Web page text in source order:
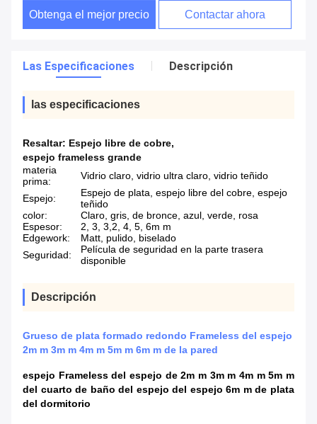
Obtenga el mejor precio Contactar ahora
Las Especificaciones Descripción
las especificaciones
Resaltar: Espejo libre de cobre,
espejo frameless grande
materia
prima:
Vidrio claro, vidrio ultra claro, vidrio teñido
Espejo:
Espejo de plata, espejo libre del cobre, espejo
teñido
color:
Claro, gris, de bronce, azul, verde, rosa
Espesor:
2, 3, 3,2, 4, 5, 6m m
Edgework:
Matt, pulido, biselado
Seguridad:
Película de seguridad en la parte trasera
disponible
Descripción
Grueso de plata formado redondo Frameless del espejo
2m m 3m m 4m m 5m m 6m m de la pared
espejo Frameless del espejo de 2m m 3m m 4m m 5m m
del cuarto de baño del espejo del espejo 6m m de plata
del dormitorio